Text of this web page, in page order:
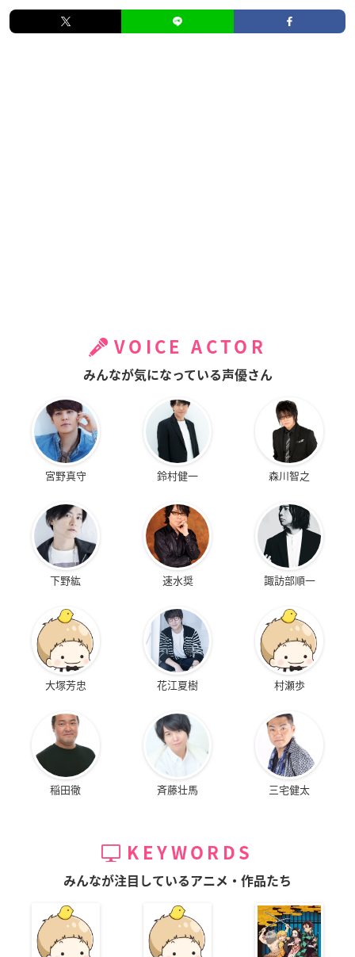
VOICE ACTOR
みんなが気になっている声優さん
宮野真守 鈴村健一 森川智之
下野紘 速水奨 諏訪部順一
大塚芳忠 花江夏樹 村瀬歩
稲田徹 斉藤壮馬 三宅健太
KEYWORDS
みんなが注目しているアニメ・作品たち